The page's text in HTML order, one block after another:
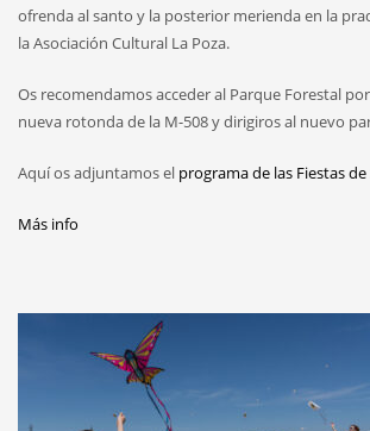
ofrenda al santo y la posterior merienda en la
la Asociación Cultural La Poza.
Os recomendamos acceder al Parque Forestal
nueva rotonda de la M-508 y dirigiros al nuevo
Aquí os adjuntamos el programa de las Fiestas
Más info